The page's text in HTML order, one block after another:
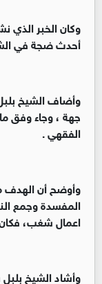
وكان الخبر
أحدث ضجة في
وأضاف الشيخ
جهة ، وجاء وفق
الفقهي .
وأوضح أن الهدف
المفسدة وجمع
اعمال شغب، فكان
وأشاد الشيخ